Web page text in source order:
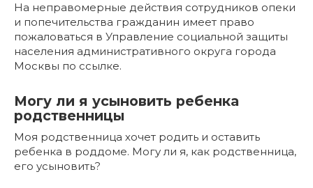
На неправомерные действия сотрудников опеки
и попечительства гражданин имеет право
пожаловаться в Управление социальной защиты
населения административного округа города
Москвы по ссылке.
Могу ли я усыновить ребенка
родственницы
Моя родственница хочет родить и оставить
ребенка в роддоме. Могу ли я, как родственница,
его усыновить?